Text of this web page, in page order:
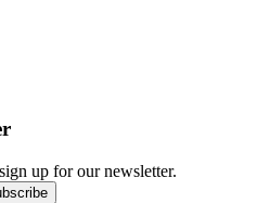
up for our newsletter.